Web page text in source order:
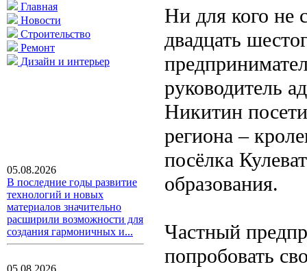
Главная
Новости
Строительство
Ремонт
Дизайн и интерьер
05.08.2026
В последние годы развитие
технологий и новых
материалов значительно
расширили возможности для
создания гармоничных и...
05.08.2026
Ни для кого не
двадцать
руководитель
Никитин
региона –
посёлка
образования.
Частный
попробовать